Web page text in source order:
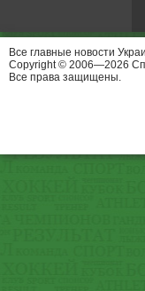
Все главные новости
Copyright © 2006—2026
Все права защищены.